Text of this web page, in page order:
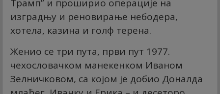
Трамп” и проширио операције на
изградњу и реновирање небодера,
хотела, казина и голф терена.
Женио се три пута, први пут 1977.
чехословачком манекенком Иваном
Зелничковом, са којом је добио Доналда